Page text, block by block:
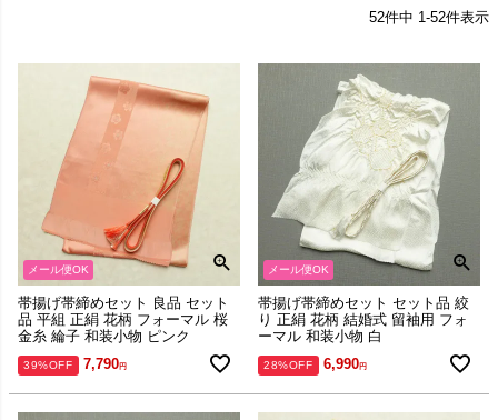
52件中 1-52件表示
メール便OK
帯揚げ帯締めセット 良品 セット
品 平組 正絹 花柄 フォーマル 桜
金糸 綸子 和装小物 ピンク
39%OFF 7,790
メール便OK
帯揚げ帯締めセット セット品 絞
り 正絹 花柄 結婚式 留袖用 フォ
ーマル 和装小物 白
28%OFF 6,990